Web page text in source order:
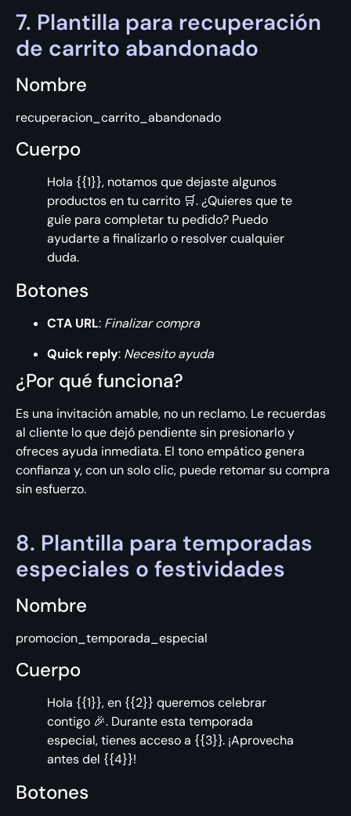
7. Plantilla para recuperación
de carrito abandonado
Nombre
recuperacion_carrito_abandonado
Cuerpo
Hola {{1}}, notamos que dejaste algunos
productos en tu carrito 🛒. ¿Quieres que te
guíe para completar tu pedido? Puedo
ayudarte a finalizarlo o resolver cualquier
duda.
Botones
CTA URL: Finalizar compra
Quick reply: Necesito ayuda
¿Por qué funciona?
Es una invitación amable, no un reclamo. Le recuerdas
al cliente lo que dejó pendiente sin presionarlo y
ofreces ayuda inmediata. El tono empático genera
confianza y, con un solo clic, puede retomar su compra
sin esfuerzo.
8. Plantilla para temporadas
especiales o festividades
Nombre
promocion_temporada_especial
Cuerpo
Hola {{1}}, en {{2}} queremos celebrar
contigo 🎉. Durante esta temporada
especial, tienes acceso a {{3}}. ¡Aprovecha
antes del {{4}}!
Botones